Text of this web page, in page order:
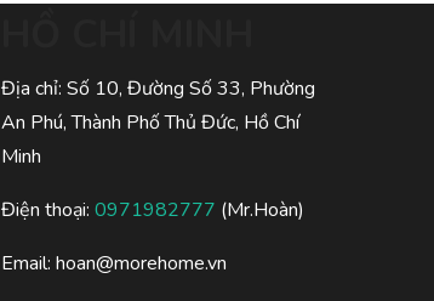
Địa chỉ: Số 10, Đường Số 33, Phường
An Phú, Thành Phố Thủ Đức, Hồ Chí
Minh
Điện thoại: 0971982777 (Mr.Hoàn)
Email: hoan@morehome.vn